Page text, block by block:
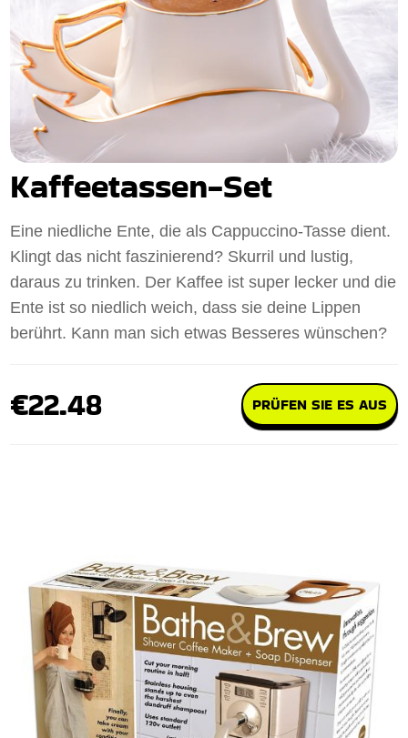
Kaffeetassen-Set
Eine niedliche Ente, die als Cappuccino-Tasse dient.
Klingt das nicht faszinierend? Skurril und lustig,
daraus zu trinken. Der Kaffee ist super lecker und die
Ente ist so niedlich weich, dass sie deine Lippen
berührt. Kann man sich etwas Besseres wünschen?
€22.48 PRÜFEN SIE ES AUS